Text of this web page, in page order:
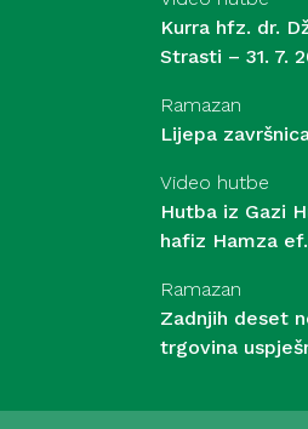
Kurra hfz. dr.
Strasti – 31. 7.
Ramazan
Lijepa
Video hutbe
Hutba iz Gazi
hafiz Hamza
Ramazan
Zadnjih deset
trgovina